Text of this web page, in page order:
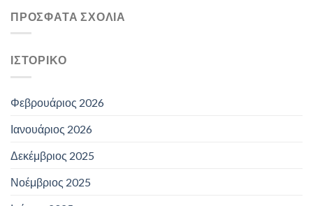
ΠΡΌΣΦΑΤΑ ΣΧΌΛΙΑ
ΙΣΤΟΡΙΚΌ
Φεβρουάριος 2026
Ιανουάριος 2026
Δεκέμβριος 2025
Νοέμβριος 2025